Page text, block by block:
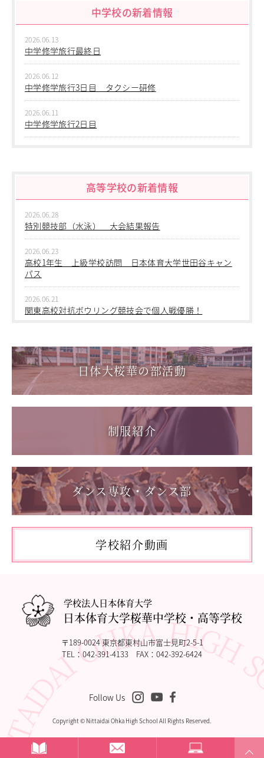
中学校の新着情報
2026.06.13
中学修学旅行最終日
2026.06.12
中学修学旅行3日目 タクシー研修
2026.06.11
中学修学旅行2日目
中学２年生 校外学習
2026.06.09
中学１年生 校外学習
2026.06.09
中学１年 校外学習
2026.03.05
第三回桜華中学校あいさつ＋ひと言運動
2025.08.22
第55回全国中学校バスケットボール大会 サンアリーナせ
んだいin鹿児島
高等学校の新着情報
2026.06.28
特別競技部（水泳） 大会結果報告
2026.06.23
高校1年生 上級学校訪問 日本体育大学世田谷キャン
パス
2026.06.21
関東高校対抗ボウリング競技会で個人戦優勝！
1学年総合スポーツコース キャンプ実習を実施しまし
た
2026.06.05
「日本選手権水泳競技大会」に出場しました。
「59th Japan Rookies Cup 2026」に出場しました。
2026.05.17
「第62回東日本選手権大会」に出場しました。
2026.05.10
「国民スポーツ大会東京都予選」に出場しました。
2026.05.03
「THE DANCE WORLDS 2026」に出場しました。
2026.04.27
日体大桜華の部活動
制服紹介
ダンス専攻・ダンス部
学校紹介動画
学校法人日本体育大学
日本体育大学桜華中学校・高等学校
〒189-0024 東京都東村山市富士見町2-5-1
TEL：042-391-4133 FAX：042-392-6424
Follow Us
Copyright © Nittaidai Ohka High School All Rights Reserved.